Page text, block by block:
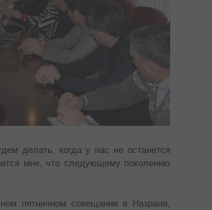
делать, когда у нас не останется
мне, что следующему поколению
пятничном совещании в Назрани,